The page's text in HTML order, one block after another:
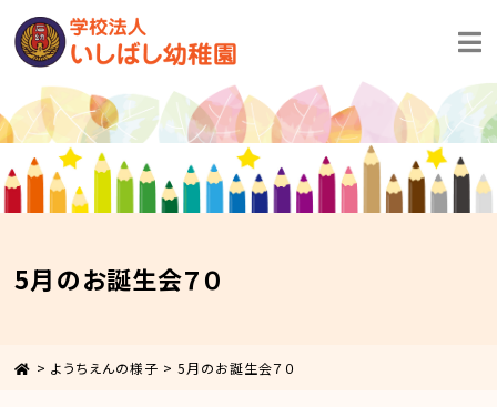
5月のお誕生会７０
> ようちえんの様子 >5月のお誕生会７０